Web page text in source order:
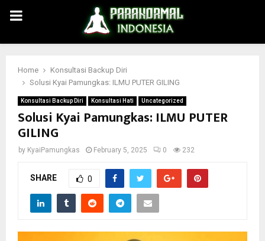
PRIMARY
MENU
Home
Konsultasi Backup Diri
Solusi Kyai Pamungkas: ILMU PUTER GILING
Konsultasi Backup Diri Konsultasi Hati Uncategorized
Solusi Kyai Pamungkas: ILMU PUTER
GILING
by KyaiPamungkas February 5, 2025 0 232
SHARE 0